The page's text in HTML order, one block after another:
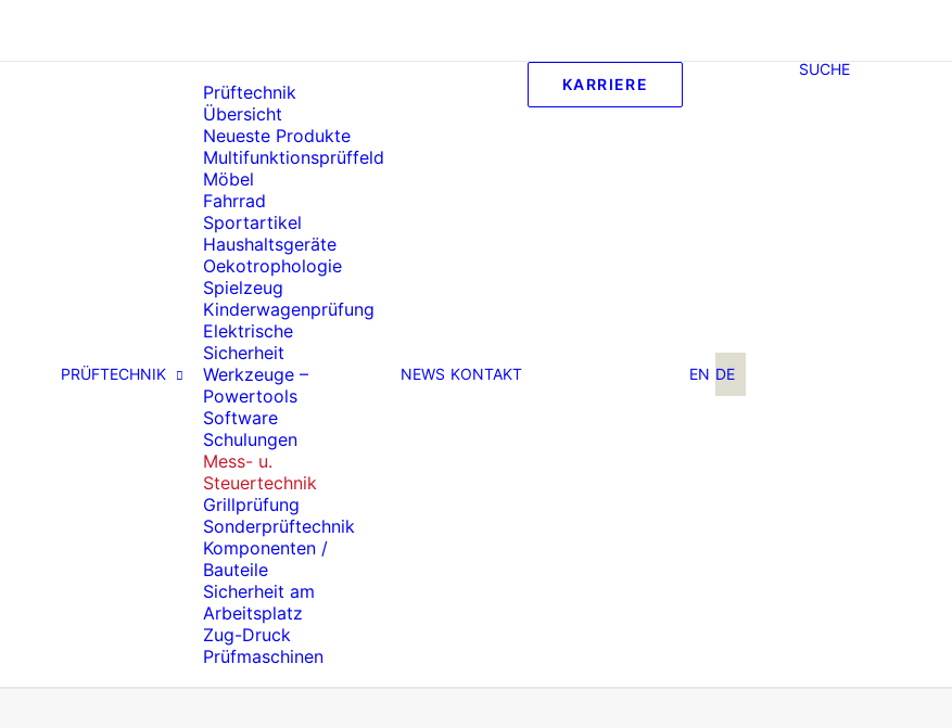
PRÜFTECHNIK
Prüftechnik
Übersicht
Neueste Produkte
Multifunktionsprüffeld
Möbel
Fahrrad
Sportartikel
Haushaltsgeräte
Oekotrophologie
Spielzeug
Kinderwagenprüfung
Elektrische
Sicherheit
Werkzeuge –
Powertools
Software
Schulungen
Mess- u.
Steuertechnik
Grillprüfung
Sonderprüftechnik
Komponenten /
Bauteile
Sicherheit am
Arbeitsplatz
Zug-Druck
Prüfmaschinen
NEWS KONTAKT
KARRIERE
EN DE
SUCHE